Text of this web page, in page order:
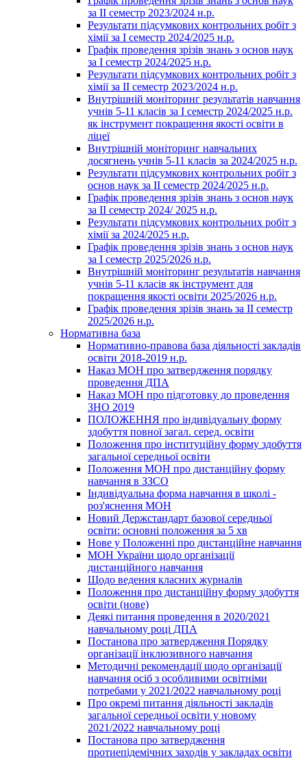
за ІІ семестр 2023/2024 н.р.
Результати підсумкових контрольних робіт з
хімії за І семестр 2024/2025 н.р.
Графік проведення зрізів знань з основ наук
за І семестр 2024/2025 н.р.
Результати підсумкових контрольних робіт з
хімії за ІІ семестр 2023/2024 н.р.
Внутрішній моніторинг результатів навчання
учнів 5-11 класів за І семестр 2024/2025 н.р.
як інструмент покращення якості освіти в
ліцеї
Внутрішній моніторинг навчальних
досягнень учнів 5-11 класів за 2024/2025 н.р.
Результати підсумкових контрольних робіт з
основ наук за ІІ семестр 2024/2025 н.р.
Графік проведення зрізів знань з основ наук
за ІІ семестр 2024/ 2025 н.р.
Результати підсумкових контрольних робіт з
хімії за 2024/2025 н.р.
Графік проведення зрізів знань з основ наук
за І семестр 2025/2026 н.р.
Внутрішній моніторинг результатів навчання
учнів 5-11 класів як інструмент для
покращення якості освіти 2025/2026 н.р.
Графік проведення зрізів знань за ІІ семестр
2025/2026 н.р.
Нормативна база
Нормативно-правова база діяльності закладів
освіти 2018-2019 н.р.
Наказ МОН про затвердження порядку
проведення ДПА
Наказ МОН про підготовку до проведення
ЗНО 2019
ПОЛОЖЕННЯ про індивідуальну форму
здобуття повної загал. серед. освіти
Положення про інституційну форму здобуття
загальної середньої освіти
Положення МОН про дистанційну форму
навчання в ЗЗСО
Індивідуальна форма навчання в школі -
роз'яснення МОН
Новий Держстандарт базової середньої
освіти: основні положення за 5 хв
Нове у Положенні про дистанційне навчання
МОН України щодо організації
дистанційного навчання
Щодо ведення класних журналів
Положення про дистанційну форму здобуття
освіти (нове)
Деякі питання проведення в 2020/2021
навчальному році ДПА
Постанова про затвердження Порядку
організації інклюзивного навчання
Методичні рекомендації щодо організації
навчання осіб з особливими освітніми
потребами у 2021/2022 навчальному році
Про окремі питання діяльності закладів
загальної середньої освіти у новому
2021/2022 навчальному році
Постанова про затвердження
протиепідемічних заходів у закладах освіти